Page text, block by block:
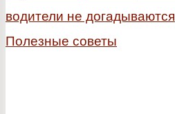
водители не догадываются
Полезные советы